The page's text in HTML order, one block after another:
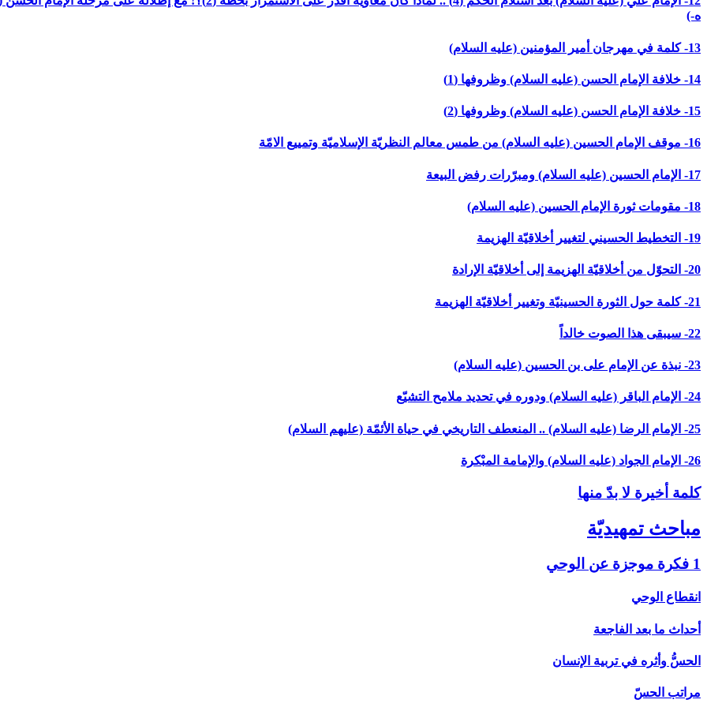
ه-)
13- كلمة في مهرجان أمير المؤمنين (عليه السلام)
14- خلافة الإمام الحسن (عليه السلام) وظروفها (1)
15- خلافة الإمام الحسن (عليه السلام) وظروفها (2)
16- موقف الإمام الحسين (عليه السلام) من طمس معالم النظريّة الإسلاميّة وتمييع الامّة
17- الإمام الحسين (عليه السلام) ومبرّرات رفض البيعة
18- مقومات ثورة الإمام الحسين (عليه السلام)
19- التخطيط الحسيني لتغيير أخلاقيّة الهزيمة
20- التحوّل من أخلاقيّة الهزيمة إلى أخلاقيّة الإرادة
21- كلمة حول الثورة الحسينيّة وتغيير أخلاقيّة الهزيمة
22- سيبقى هذا الصوت خالداً
23- نبذة عن الإمام على بن الحسين (عليه السلام)
24- الإمام الباقر (عليه السلام) ودوره في تحديد ملامح التشيّع
25- الإمام الرضا (عليه السلام) .. المنعطف التاريخي في حياة الأئمّة (عليهم السلام)
26- الإمام الجواد (عليه السلام) والإمامة المبْكرة
كلمة أخيرة لا بدّ منها
مباحث تمهيديّة
1 فكرة موجزة عن الوحي‏
انقطاع الوحي
أحداث ما بعد الفاجعة
الحسُّ وأثره في تربية الإنسان
مراتب الحسّ